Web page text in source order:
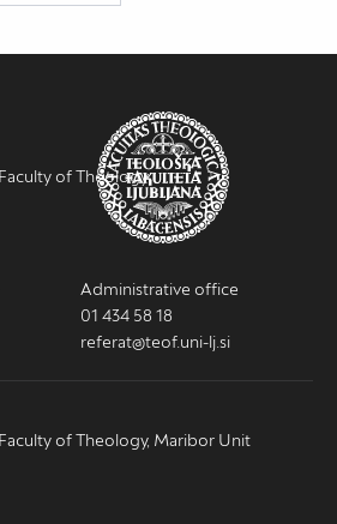
of Theology
Administrative office
01 434 58 18
referat@teof.uni-lj.si
of Theology, Maribor Unit